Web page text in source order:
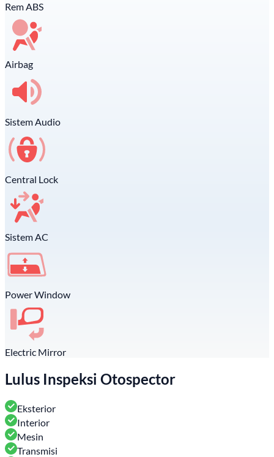
Rem ABS
Airbag
Sistem Audio
Central Lock
Sistem AC
Power Window
Electric Mirror
Lulus Inspeksi Otospector
Eksterior
Interior
Mesin
Transmisi